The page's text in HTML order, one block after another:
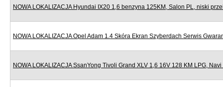
NOWA LOKALIZACJA Hyundai IX20 1,6 benzyna 125KM, Salon PL, niski
NOWA LOKALIZACJA Opel Adam 1.4 Skóra Ekran Szyberdach Serwis
NOWA LOKALIZACJA SsanYong Tivoli Grand XLV 1,6 16V 128 KM LPG,